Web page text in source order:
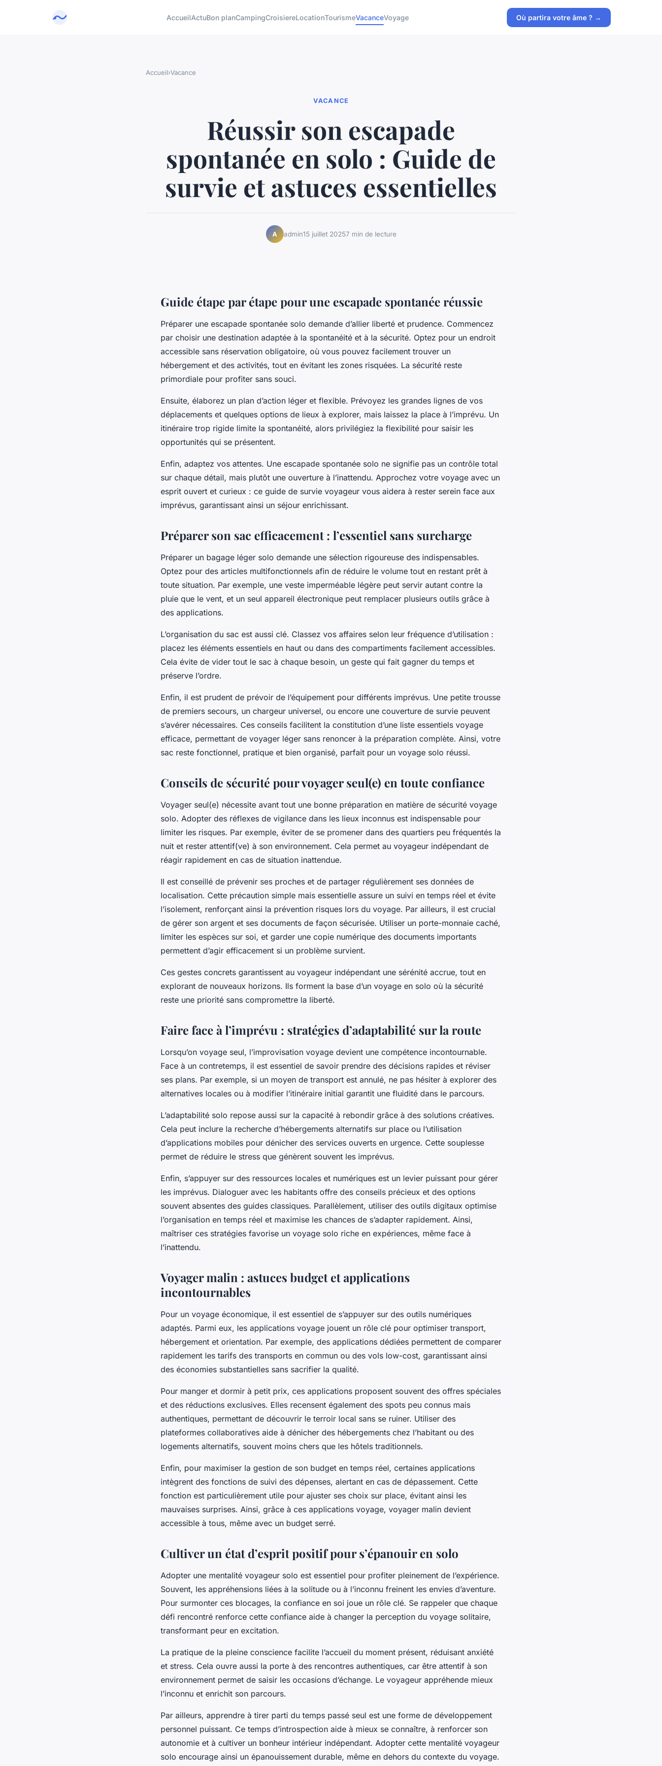
AccueilActuBon planCampingCroisiereLocationTourismeVacanceVoyage Où partira votre âme ? →
Accueil›Vacance
VACANCE
Réussir son escapade
spontanée en solo : Guide de
survie et astuces essentielles
A admin15 juillet 20257 min de lecture
Guide étape par étape pour une escapade spontanée réussie
Préparer une escapade spontanée solo demande d’allier liberté et prudence. Commencez
par choisir une destination adaptée à la spontanéité et à la sécurité. Optez pour un endroit
accessible sans réservation obligatoire, où vous pouvez facilement trouver un
hébergement et des activités, tout en évitant les zones risquées. La sécurité reste
primordiale pour profiter sans souci.
Ensuite, élaborez un plan d’action léger et flexible. Prévoyez les grandes lignes de vos
déplacements et quelques options de lieux à explorer, mais laissez la place à l’imprévu. Un
itinéraire trop rigide limite la spontanéité, alors privilégiez la flexibilité pour saisir les
opportunités qui se présentent.
Enfin, adaptez vos attentes. Une escapade spontanée solo ne signifie pas un contrôle total
sur chaque détail, mais plutôt une ouverture à l’inattendu. Approchez votre voyage avec un
esprit ouvert et curieux : ce guide de survie voyageur vous aidera à rester serein face aux
imprévus, garantissant ainsi un séjour enrichissant.
Préparer son sac efficacement : l’essentiel sans surcharge
Préparer un bagage léger solo demande une sélection rigoureuse des indispensables.
Optez pour des articles multifonctionnels afin de réduire le volume tout en restant prêt à
toute situation. Par exemple, une veste imperméable légère peut servir autant contre la
pluie que le vent, et un seul appareil électronique peut remplacer plusieurs outils grâce à
des applications.
L’organisation du sac est aussi clé. Classez vos affaires selon leur fréquence d’utilisation :
placez les éléments essentiels en haut ou dans des compartiments facilement accessibles.
Cela évite de vider tout le sac à chaque besoin, un geste qui fait gagner du temps et
préserve l’ordre.
Enfin, il est prudent de prévoir de l’équipement pour différents imprévus. Une petite trousse
de premiers secours, un chargeur universel, ou encore une couverture de survie peuvent
s’avérer nécessaires. Ces conseils facilitent la constitution d’une liste essentiels voyage
efficace, permettant de voyager léger sans renoncer à la préparation complète. Ainsi, votre
sac reste fonctionnel, pratique et bien organisé, parfait pour un voyage solo réussi.
Conseils de sécurité pour voyager seul(e) en toute confiance
Voyager seul(e) nécessite avant tout une bonne préparation en matière de sécurité voyage
solo. Adopter des réflexes de vigilance dans les lieux inconnus est indispensable pour
limiter les risques. Par exemple, éviter de se promener dans des quartiers peu fréquentés la
nuit et rester attentif(ve) à son environnement. Cela permet au voyageur indépendant de
réagir rapidement en cas de situation inattendue.
Il est conseillé de prévenir ses proches et de partager régulièrement ses données de
localisation. Cette précaution simple mais essentielle assure un suivi en temps réel et évite
l’isolement, renforçant ainsi la prévention risques lors du voyage. Par ailleurs, il est crucial
de gérer son argent et ses documents de façon sécurisée. Utiliser un porte-monnaie caché,
limiter les espèces sur soi, et garder une copie numérique des documents importants
permettent d’agir efficacement si un problème survient.
Ces gestes concrets garantissent au voyageur indépendant une sérénité accrue, tout en
explorant de nouveaux horizons. Ils forment la base d’un voyage en solo où la sécurité
reste une priorité sans compromettre la liberté.
Faire face à l’imprévu : stratégies d’adaptabilité sur la route
Lorsqu’on voyage seul, l’improvisation voyage devient une compétence incontournable.
Face à un contretemps, il est essentiel de savoir prendre des décisions rapides et réviser
ses plans. Par exemple, si un moyen de transport est annulé, ne pas hésiter à explorer des
alternatives locales ou à modifier l’itinéraire initial garantit une fluidité dans le parcours.
L’adaptabilité solo repose aussi sur la capacité à rebondir grâce à des solutions créatives.
Cela peut inclure la recherche d’hébergements alternatifs sur place ou l’utilisation
d’applications mobiles pour dénicher des services ouverts en urgence. Cette souplesse
permet de réduire le stress que génèrent souvent les imprévus.
Enfin, s’appuyer sur des ressources locales et numériques est un levier puissant pour gérer
les imprévus. Dialoguer avec les habitants offre des conseils précieux et des options
souvent absentes des guides classiques. Parallèlement, utiliser des outils digitaux optimise
l’organisation en temps réel et maximise les chances de s’adapter rapidement. Ainsi,
maîtriser ces stratégies favorise un voyage solo riche en expériences, même face à
l’inattendu.
Voyager malin : astuces budget et applications
incontournables
Pour un voyage économique, il est essentiel de s’appuyer sur des outils numériques
adaptés. Parmi eux, les applications voyage jouent un rôle clé pour optimiser transport,
hébergement et orientation. Par exemple, des applications dédiées permettent de comparer
rapidement les tarifs des transports en commun ou des vols low-cost, garantissant ainsi
des économies substantielles sans sacrifier la qualité.
Pour manger et dormir à petit prix, ces applications proposent souvent des offres spéciales
et des réductions exclusives. Elles recensent également des spots peu connus mais
authentiques, permettant de découvrir le terroir local sans se ruiner. Utiliser des
plateformes collaboratives aide à dénicher des hébergements chez l’habitant ou des
logements alternatifs, souvent moins chers que les hôtels traditionnels.
Enfin, pour maximiser la gestion de son budget en temps réel, certaines applications
intègrent des fonctions de suivi des dépenses, alertant en cas de dépassement. Cette
fonction est particulièrement utile pour ajuster ses choix sur place, évitant ainsi les
mauvaises surprises. Ainsi, grâce à ces applications voyage, voyager malin devient
accessible à tous, même avec un budget serré.
Cultiver un état d’esprit positif pour s’épanouir en solo
Adopter une mentalité voyageur solo est essentiel pour profiter pleinement de l’expérience.
Souvent, les appréhensions liées à la solitude ou à l’inconnu freinent les envies d’aventure.
Pour surmonter ces blocages, la confiance en soi joue un rôle clé. Se rappeler que chaque
défi rencontré renforce cette confiance aide à changer la perception du voyage solitaire,
transformant peur en excitation.
La pratique de la pleine conscience facilite l’accueil du moment présent, réduisant anxiété
et stress. Cela ouvre aussi la porte à des rencontres authentiques, car être attentif à son
environnement permet de saisir les occasions d’échange. Le voyageur appréhende mieux
l’inconnu et enrichit son parcours.
Par ailleurs, apprendre à tirer parti du temps passé seul est une forme de développement
personnel puissant. Ce temps d’introspection aide à mieux se connaître, à renforcer son
autonomie et à cultiver un bonheur intérieur indépendant. Adopter cette mentalité voyageur
solo encourage ainsi un épanouissement durable, même en dehors du contexte du voyage.